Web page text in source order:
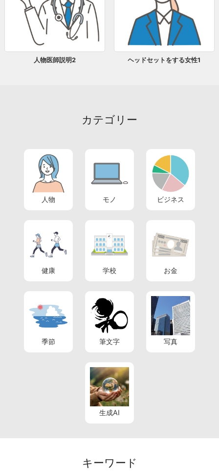
人物医師説明2 ヘッドセットをする女性1
カテゴリー
人物 モノ ビジネス
健康 学校 お金
季節 筆文字 写真
生成AI
キーワード